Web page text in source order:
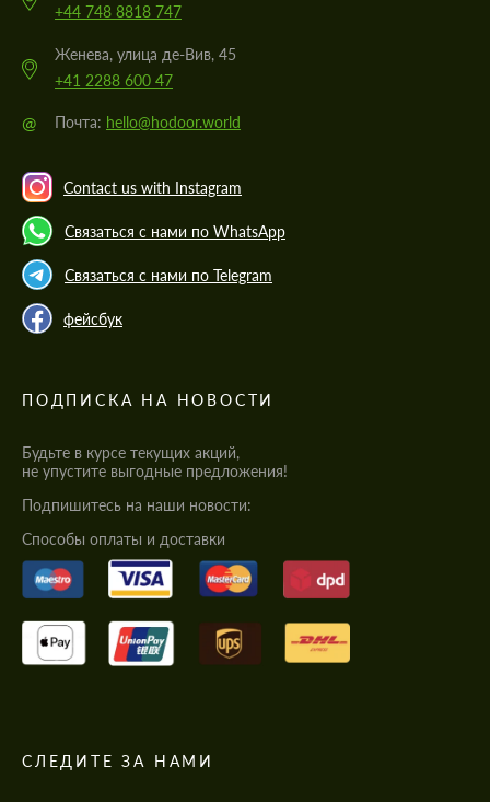
+44 748 8818 747
Женева, улица де-Вив, 45
+41 2288 600 47
@ Почта: hello@hodoor.world
Contact us with Instagram
Связаться с нами по WhatsApp
Связаться с нами по Telegram
фейсбук
ПОДПИСКА НА НОВОСТИ
Будьте в курсе текущих акций,
не упустите выгодные предложения!
Подпишитесь на наши новости:
Cпособы оплаты и доставки
СЛЕДИТЕ ЗА НАМИ